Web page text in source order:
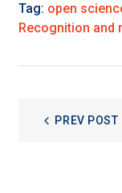
Tag: open
Recognition and
ARTICOLI
PREV POST